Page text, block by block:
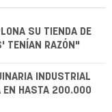
SU TIENDA DE
TENÍAN RAZÓN"
INDUSTRIAL
EN HASTA 200.000